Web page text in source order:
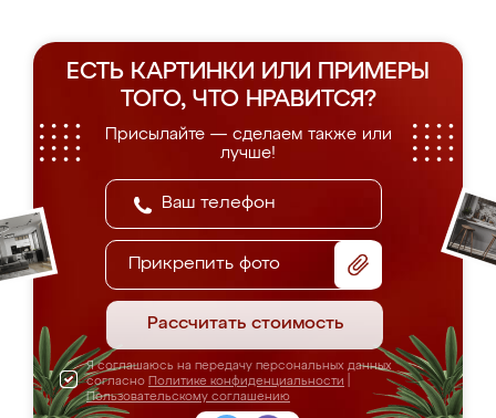
ЕСТЬ КАРТИНКИ ИЛИ ПРИМЕРЫ
ТОГО, ЧТО НРАВИТСЯ?
Присылайте — сделаем также или
лучше!
Прикрепить фото
Рассчитать стоимость
Я соглашаюсь на передачу персональных данных
согласно Политике конфиденциальности
Пользовательскому соглашению